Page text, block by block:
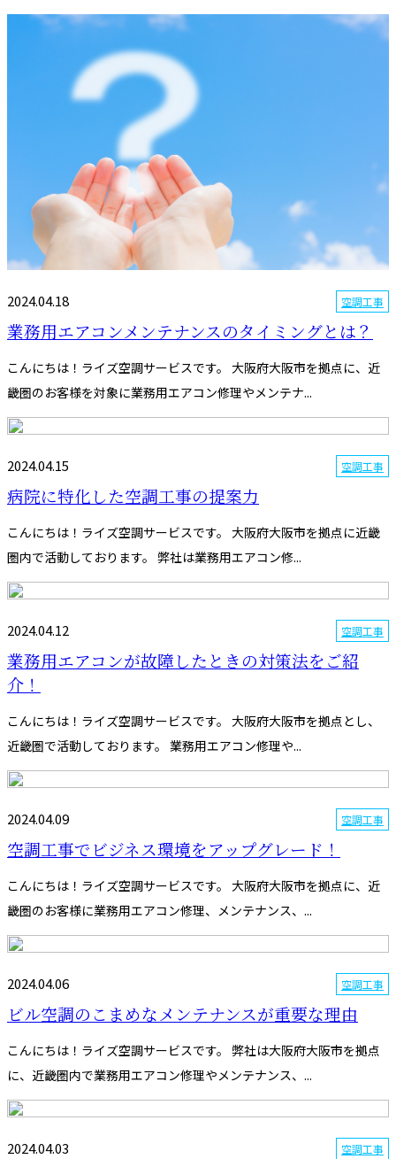
2024.04.18 空調工事
業務用エアコンメンテナンスのタイミングとは？
こんにちは！ライズ空調サービスです。 大阪府大阪市を拠点に、近
畿圏のお客様を対象に業務用エアコン修理やメンテナ...
2024.04.15 空調工事
病院に特化した空調工事の提案力
こんにちは！ライズ空調サービスです。 大阪府大阪市を拠点に近畿
圏内で活動しております。 弊社は業務用エアコン修...
2024.04.12 空調工事
業務用エアコンが故障したときの対策法をご紹
介！
こんにちは！ライズ空調サービスです。 大阪府大阪市を拠点とし、
近畿圏で活動しております。 業務用エアコン修理や...
2024.04.09 空調工事
空調工事でビジネス環境をアップグレード！
こんにちは！ライズ空調サービスです。 大阪府大阪市を拠点に、近
畿圏のお客様に業務用エアコン修理、メンテナンス、...
2024.04.06 空調工事
ビル空調のこまめなメンテナンスが重要な理由
こんにちは！ライズ空調サービスです。 弊社は大阪府大阪市を拠点
に、近畿圏内で業務用エアコン修理やメンテナンス、...
2024.04.03 空調工事